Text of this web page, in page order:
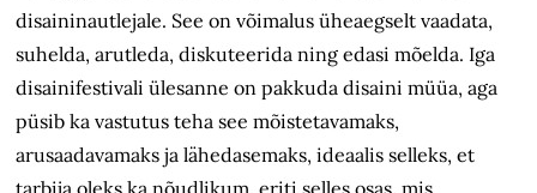
disaini­nautlejale. See on võimalus üheaegselt vaadata,
suhelda, arutleda, diskuteerida ning edasi mõelda. Iga
disainifestivali ülesanne on pakkuda disaini müüa, aga
püsib ka vastutus teha see mõistetavamaks,
arusaadavamaks ja lähedasemaks, ideaalis selleks, et
tarbija oleks ka nõudlikum, eriti selles osas, mis